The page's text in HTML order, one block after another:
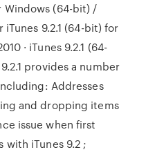
Windows (64-bit) /
9.2.1 (64-bit) for
· iTunes 9.2.1 (64-
provides a number
Addresses
and dropping items
issue when first
iTunes 9.2 ;